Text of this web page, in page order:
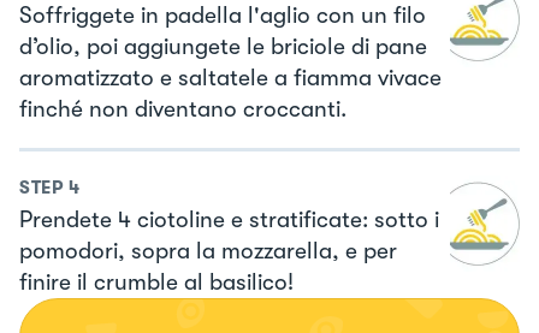
Soffriggete in padella l'aglio con un filo
d’olio, poi aggiungete le briciole di pane
aromatizzato e saltatele a fiamma vivace
finché non diventano croccanti.
STEP 4
Prendete 4 ciotoline e stratificate: sotto i
pomodori, sopra la mozzarella, e per
finire il crumble al basilico!